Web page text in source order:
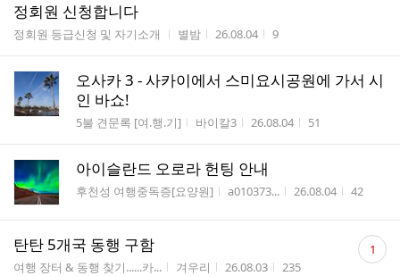
정회원 신청합니다
게시판명
정회원 등급신청 및 자기소개 작성자
별밤 작성시간
26.08.04 조회수
9
오사카 3 - 사카이에서 스미요시공원에 가서 시
인 바쇼!
게시판명
5불 견문록 [여.행.기] 작성자
바이칼3 작성시간
26.08.04 조회수
51
아이슬란드 오로라 헌팅 안내
게시판명
후천성 여행중독증[요양원] 작성자
a010373... 작성시간
26.08.04 조회수
42
탄탄 5개국 동행 구함
게시판명
여행 장터 & 동행 찾기......카... 작성자
겨우리 작성시간
26.08.03 조회수
235
댓
글 1